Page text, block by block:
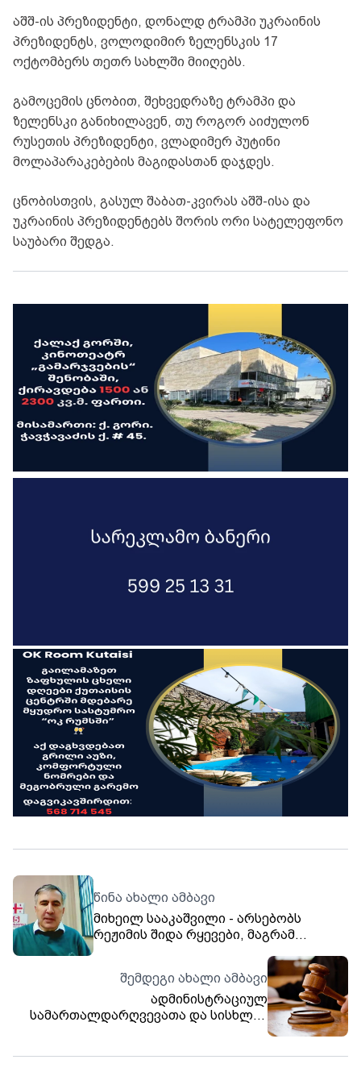
აშშ-ის პრეზიდენტი, დონალდ ტრამპი უკრაინის
პრეზიდენტს, ვოლოდიმირ ზელენსკის 17
ოქტომბერს თეთრ სახლში მიიღებს.
გამოცემის ცნობით, შეხვედრაზე ტრამპი და
ზელენსკი განიხილავენ, თუ როგორ აიძულონ
რუსეთის პრეზიდენტი, ვლადიმერ პუტინი
მოლაპარაკებების მაგიდასთან დაჯდეს.
ცნობისთვის, გასულ შაბათ-კვირას აშშ-ისა და
უკრაინის პრეზიდენტებს შორის ორი სატელეფონო
საუბარი შედგა.
წინა ახალი ამბავი
მიხეილ სააკაშვილი - არსებობს
რეჟიმის შიდა რყევები, მაგრამ
ნგრევა გამოიწვიოს, საჭიროა 400-500
ათასი ადამიანის შეკრება
შემდეგი ახალი ამბავი
ადმინისტრაციულ
სამართალდარღვევათა და სისხლის